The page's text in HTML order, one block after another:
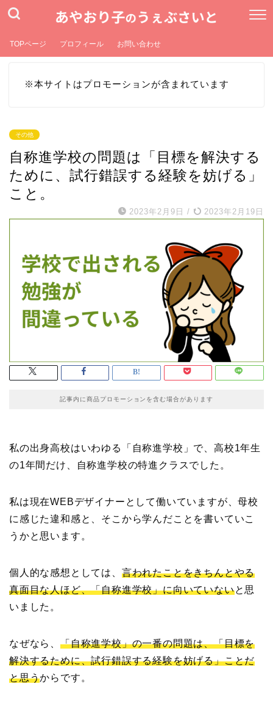
TOPページ プロフィール お問い合わせ
※本サイトはプロモーションが含まれています
その他
自称進学校の問題は「目標を解決する
ために、試行錯誤する経験を妨げる」
こと。
2023年2月9日 / 2023年2月19日
記事内に商品プロモーションを含む場合があります
私の出身高校はいわゆる「自称進学校」で、高校1年生
の1年間だけ、自称進学校の特進クラスでした。
私は現在WEBデザイナーとして働いていますが、母校
に感じた違和感と、そこから学んだことを書いていこ
うかと思います。
個人的な感想としては、 言われたことをきちんとやる
真面目な人ほど、「自称進学校」に向いていないと思
いました。
なぜなら、 「自称進学校」の一番の問題は、「目標を
解決するために、試行錯誤する経験を妨げる」ことだ
と思うからです。